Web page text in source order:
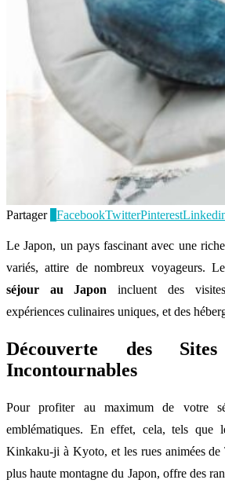
Partager FacebookTwitterPinterest
Le Japon, un pays fascinant avec une
variés, attire de nombreux voyageurs.
séjour au Japon incluent des
expériences culinaires uniques, et des
Découverte des Sites
Incontournables
Pour profiter au maximum de votre
emblématiques. En effet, cela, tels
Kinkaku-ji à Kyoto, et les rues animées
plus haute montagne du Japon, offre des